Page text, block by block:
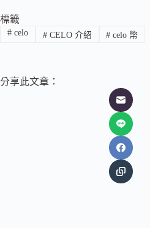
標籤
#celo #CELO 介紹 # celo 幣
分享此文章：